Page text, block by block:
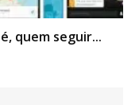
quem seguir...